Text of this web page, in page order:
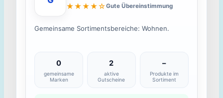
★★★★☆Gute Übereinstimmung
Gemeinsame Sortimentsbereiche: Wohnen.
0
gemeinsame
Marken
2
aktive
Gutscheine
–
Produkte im
Sortiment